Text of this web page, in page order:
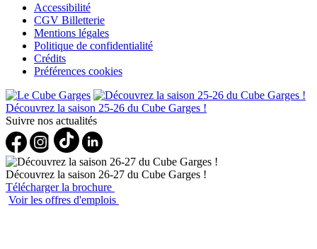
Accessibilité
CGV Billetterie
Mentions légales
Politique de confidentialité
Crédits
Préférences cookies
Découvrez la saison 25-26 du Cube Garges !
Suivre nos actualités
Découvrez la saison 26-27 du Cube Garges !
Télécharger la brochure
Voir les offres d'emplois